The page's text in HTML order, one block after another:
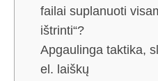
failai suplanuoti
ištrinti“?
Apgaulinga taktika,
el. laiškų